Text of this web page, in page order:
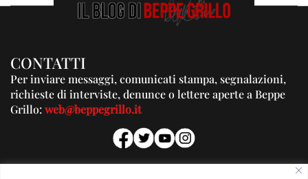
CONTATTI
Per inviare messaggi, comunicati stampa, segnalazioni,
richieste di interviste, denunce o lettere aperte a Beppe
Grillo:web@beppegrillo.it